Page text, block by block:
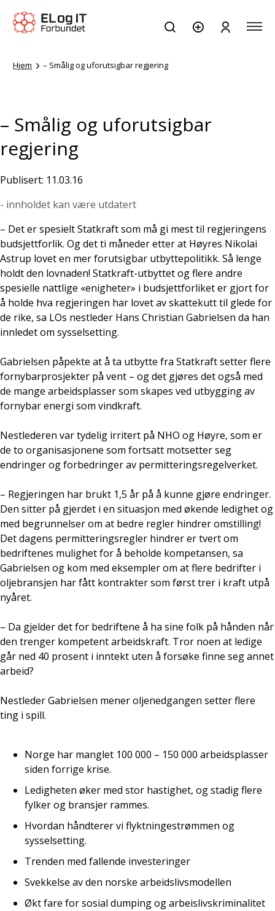
Hjem – Smålig og uforutsigbar regjering
– Smålig og uforutsigbar
regjering
Publisert: 11.03.16
- innholdet kan være utdatert
– Det er spesielt Statkraft som må gi mest til regjeringens
budsjettforlik. Og det ti måneder etter at Høyres Nikolai
Astrup lovet en mer forutsigbar utbyttepolitikk. Så lenge
holdt den lovnaden! Statkraft-utbyttet og flere andre
spesielle nattlige «enigheter» i budsjettforliket er gjort for
å holde hva regjeringen har lovet av skattekutt til glede for
de rike, sa LOs nestleder Hans Christian Gabrielsen da han
innledet om sysselsetting.
Gabrielsen påpekte at å ta utbytte fra Statkraft setter flere
fornybarprosjekter på vent – og det gjøres det også med
de mange arbeidsplasser som skapes ved utbygging av
fornybar energi som vindkraft.
Nestlederen var tydelig irritert på NHO og Høyre, som er
de to organisasjonene som fortsatt motsetter seg
endringer og forbedringer av permitteringsregelverket.
– Regjeringen har brukt 1,5 år på å kunne gjøre endringer.
Den sitter på gjerdet i en situasjon med økende ledighet og
med begrunnelser om at bedre regler hindrer omstilling!
Det dagens permitteringsregler hindrer er tvert om
bedriftenes mulighet for å beholde kompetansen, sa
Gabrielsen og kom med eksempler om at flere bedrifter i
oljebransjen har fått kontrakter som først trer i kraft utpå
nyåret.
– Da gjelder det for bedriftene å ha sine folk på hånden når
den trenger kompetent arbeidskraft. Tror noen at ledige
går ned 40 prosent i inntekt uten å forsøke finne seg annet
arbeid?
Nestleder Gabrielsen mener oljenedgangen setter flere
ting i spill.
Norge har manglet 100 000 – 150 000 arbeidsplasser
siden forrige krise.
Ledigheten øker med stor hastighet, og stadig flere
fylker og bransjer rammes.
Hvordan håndterer vi flyktningestrømmen og
sysselsetting.
Trenden med fallende investeringer
Svekkelse av den norske arbeidslivsmodellen
Økt fare for sosial dumping og arbeislivskriminalitet